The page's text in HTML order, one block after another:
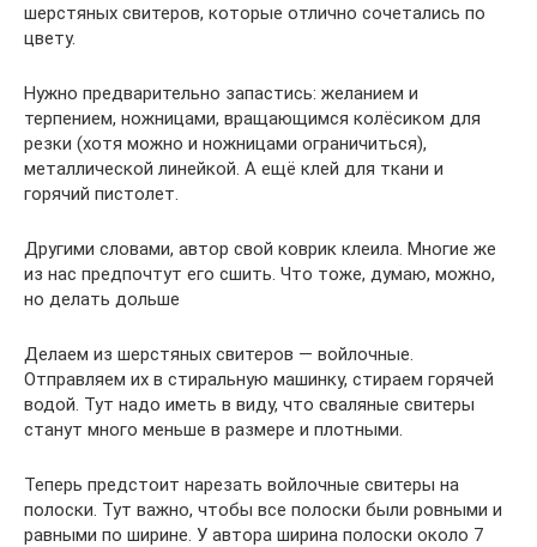
шерстяных свитеров, которые отлично сочетались по
цвету.
Нужно предварительно запастись: желанием и
терпением, ножницами, вращающимся колёсиком для
резки (хотя можно и ножницами ограничиться),
металлической линейкой. А ещё клей для ткани и
горячий пистолет.
Другими словами, автор свой коврик клеила. Многие же
из нас предпочтут его сшить. Что тоже, думаю, можно,
но делать дольше
Делаем из шерстяных свитеров — войлочные.
Отправляем их в стиральную машинку, стираем горячей
водой. Тут надо иметь в виду, что сваляные свитеры
станут много меньше в размере и плотными.
Теперь предстоит нарезать войлочные свитеры на
полоски. Тут важно, чтобы все полоски были ровными и
равными по ширине. У автора ширина полоски около 7